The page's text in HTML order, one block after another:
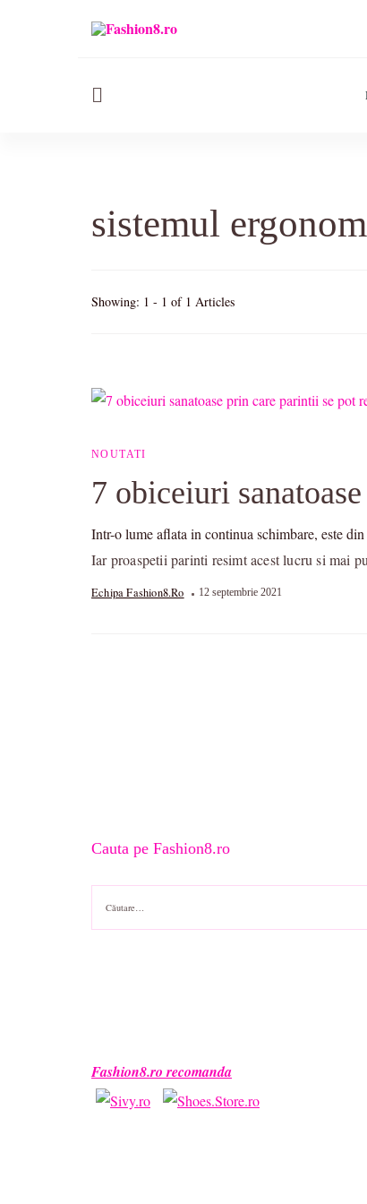
sistemul
Showing: 1 - 1 of 1 Articles
NOUTATI
7 obiceiuri
Intr-o lume aflata in continua schimbare, este
Iar proaspetii parinti resimt acest lucru si mai
Echipa Fashion8.ro 12 septembrie 2021
Cauta pe Fashion8.ro
Caută
după:
Fashion8.ro recomanda